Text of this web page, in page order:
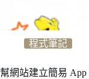
程式筆記
幫網站建立簡易 App